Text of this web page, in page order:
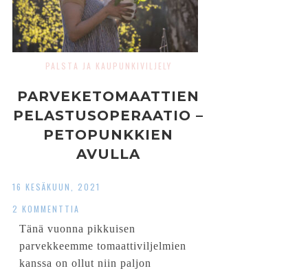
PALSTA JA KAUPUNKIVILJELY
PARVEKETOMAATTIEN
PELASTUSOPERAATIO –
PETOPUNKKIEN
AVULLA
VASTAAN
16 KESÄKUUN, 2021
2 KOMMENTTIA
Tänä vuonna pikkuisen
parvekkeemme tomaattiviljelmien
kanssa on ollut niin paljon